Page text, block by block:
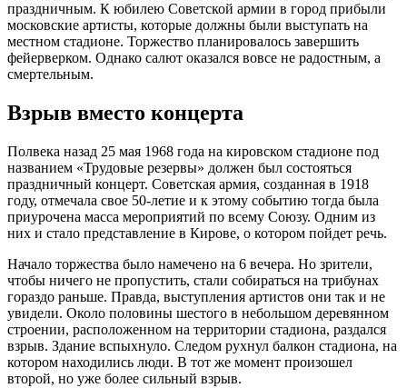
праздничным. К юбилею Советской армии в город прибыли
московские артисты, которые должны были выступать на
местном стадионе. Торжество планировалось завершить
фейерверком. Однако салют оказался вовсе не радостным, а
смертельным.
Взрыв вместо концерта
Полвека назад 25 мая 1968 года на кировском стадионе под
названием «Трудовые резервы» должен был состояться
праздничный концерт. Советская армия, созданная в 1918
году, отмечала свое 50-летие и к этому событию тогда была
приурочена масса мероприятий по всему Союзу. Одним из
них и стало представление в Кирове, о котором пойдет речь.
Начало торжества было намечено на 6 вечера. Но зрители,
чтобы ничего не пропустить, стали собираться на трибунах
гораздо раньше. Правда, выступления артистов они так и не
увидели. Около половины шестого в небольшом деревянном
строении, расположенном на территории стадиона, раздался
взрыв. Здание вспыхнуло. Следом рухнул балкон стадиона, на
котором находились люди. В тот же момент произошел
второй, но уже более сильный взрыв.